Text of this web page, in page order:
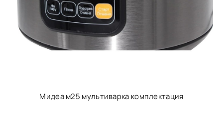
Мидеа м25 мультиварка комплектация